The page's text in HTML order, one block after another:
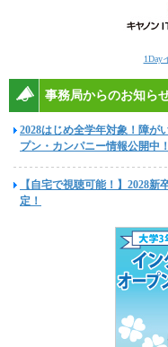
1Day
事務局からのお知ら
2028はじめ全学年対象！障が
プン・カンパニー情報公開中！
【自宅で視聴可能！】2028
定！